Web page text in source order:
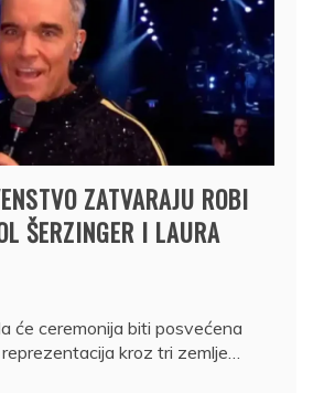
ZATVARAJU ROBI
ŠERZINGER I LAURA
će ceremonija biti posvećena
kroz tri zemlje…